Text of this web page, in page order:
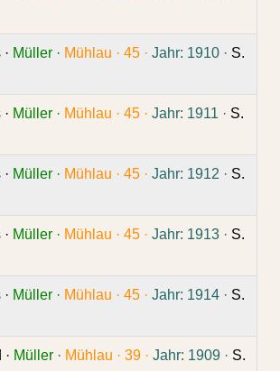
Müller · Mühlau · 45 · Jahr: 1910 · S.
Müller · Mühlau · 45 · Jahr: 1911 · S.
Müller · Mühlau · 45 · Jahr: 1912 · S.
Müller · Mühlau · 45 · Jahr: 1913 · S.
Müller · Mühlau · 45 · Jahr: 1914 · S.
Müller · Mühlau · 39 · Jahr: 1909 · S.